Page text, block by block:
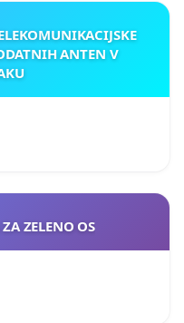
ANTEN V
ZELENO OS